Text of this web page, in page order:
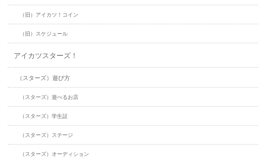
（旧）アイカツ！コイン
（旧）スケジュール
アイカツスターズ！
（スターズ）遊び方
（スターズ）遊べるお店
（スターズ）学生証
（スターズ）ステージ
（スターズ）オーディション